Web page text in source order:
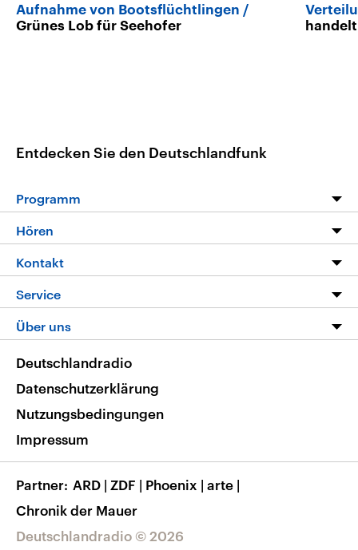
Aufnahme von Bootsflüchtlingen
Grünes Lob für Seehofer
Entdecken Sie den Deutschlandfunk
Programm
Programm
Die Nachrichten
Nachrichtenleicht
Neue Beiträge auf dlf.de
Hören
Livestream
Podcasts
Deutschlandfunk App
Nachrichten App
Frequenzen
Kontakt
Hörerservice
Service
FAQ
Veranstaltungen
Musikliste
RSS
Über uns
Barrierefreiheit
Deutschlandradio © 2026
Deutschlandradio
Datenschutzerklärung
Nutzungsbedingungen
Impressum
Partner ARD | ZDF | Phoenix | arte |
Chronik der Mauer